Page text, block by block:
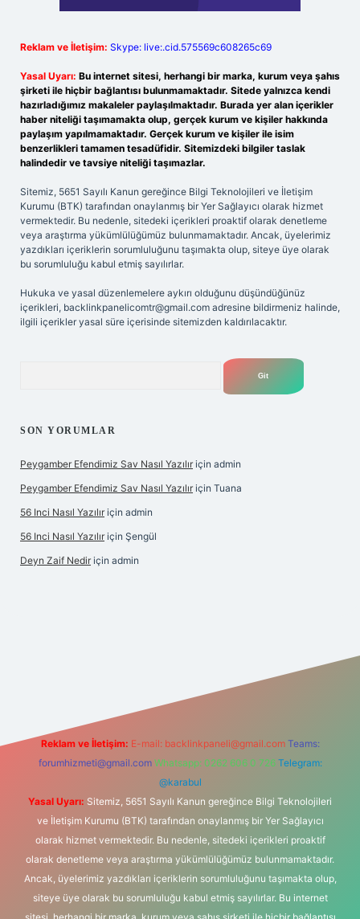
Reklam ve İletişim: Skype: live:.cid.575569c608265c69
Yasal Uyarı: Bu internet sitesi, herhangi bir marka, kurum veya şahıs
şirketi ile hiçbir bağlantısı bulunmamaktadır. Sitede yalnızca kendi
hazırladığımız makaleler paylaşılmaktadır. Burada yer alan içerikler
haber niteliği taşımamakta olup, gerçek kurum ve kişiler hakkında
paylaşım yapılmamaktadır. Gerçek kurum ve kişiler ile isim
benzerlikleri tamamen tesadüfidir. Sitemizdeki bilgiler taslak
halindedir ve tavsiye niteliği taşımazlar.
Sitemiz, 5651 Sayılı Kanun gereğince Bilgi Teknolojileri ve İletişim
Kurumu (BTK) tarafından onaylanmış bir Yer Sağlayıcı olarak hizmet
vermektedir. Bu nedenle, sitedeki içerikleri proaktif olarak denetleme
veya araştırma yükümlülüğümüz bulunmamaktadır. Ancak, üyelerimiz
yazdıkları içeriklerin sorumluluğunu taşımakta olup, siteye üye olarak
bu sorumluluğu kabul etmiş sayılırlar.
Hukuka ve yasal düzenlemelere aykırı olduğunu düşündüğünüz
içerikleri, backlinkpanelicomtr@gmail.com adresine bildirmeniz halinde,
ilgili içerikler yasal süre içerisinde sitemizden kaldırılacaktır.
SON YORUMLAR
Peygamber Efendimiz Sav Nasıl Yazılır için admin
Peygamber Efendimiz Sav Nasıl Yazılır için Tuana
56 Inci Nasıl Yazılır için admin
56 Inci Nasıl Yazılır için Şengül
Deyn Zaif Nedir için admin
Reklam ve İletişim: E-mail: backlinkpaneli@gmail.com Teams:
forumhizmeti@gmail.com Whatsapp: 0262 606 0 726 Telegram:
@karabul
Yasal Uyarı: Sitemiz, 5651 Sayılı Kanun gereğince Bilgi Teknolojileri
ve İletişim Kurumu (BTK) tarafından onaylanmış bir Yer Sağlayıcı
olarak hizmet vermektedir. Bu nedenle, sitedeki içerikleri proaktif
olarak denetleme veya araştırma yükümlülüğümüz bulunmamaktadır.
Ancak, üyelerimiz yazdıkları içeriklerin sorumluluğunu taşımakta olup,
siteye üye olarak bu sorumluluğu kabul etmiş sayılırlar. Bu internet